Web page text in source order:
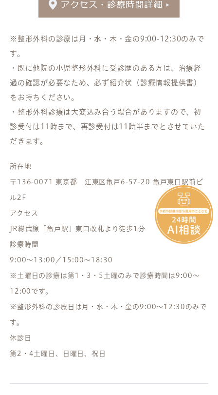
※整形外科の診療は月・水・木・金の9:00-12:30のみで
す。
・既に他院の小児整形外科に受診歴のある方は、治療経
過の確認が必要なため、必ず紹介状（診療情報提供書）
をお持ちください。
・整形外科診療は大変込み合う場合がありますので、初
診受付は11時まで、再診受付は11時半までとさせていた
だきます。
所在地
〒136-0071 東京都 江東区亀戸6-57-20 亀戸東口駅前ビ
ル2F
アクセス
JR総武線「亀戸駅」東口改札より徒歩1分
診療時間
9:00～13:00／15:00～18:30
※土曜日の診療は第1・3・5土曜のみで診療時間は9:00～
12:00です。
※整形外科の診療日は月・水・木・金の9:00～12:30のみで
す。
休診日
第2・4土曜日、日曜日、祝日